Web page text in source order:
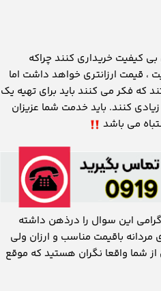
کیفیت خریداری کنند چراکه
قیمت ارزانتری خواهد داشت اما
که فکر می کنند باید برای تهیه یک
کنند. باید خدمت شما عزیزان
می باشد
این سوال را درذهن داشته
مردانه باقیمت مناسب و ارزان ولی
شما واقعا نگران هستید که موقع